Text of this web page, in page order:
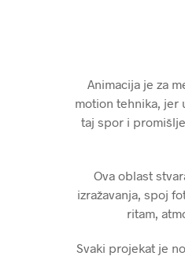
Animacija je za
motion tehnika, jer
taj spor i
Ova oblast
izražavanja, spoj
ritam,
Svaki projekat je